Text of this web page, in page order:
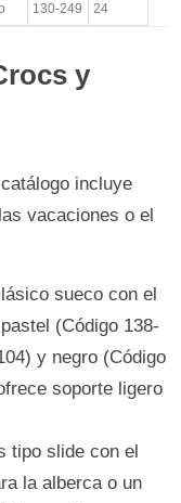
130-249 24
y
incluye
vacaciones o el
sueco con el
(Código 138-
y negro (Código
soporte ligero
tipo slide con el
la alberca o un